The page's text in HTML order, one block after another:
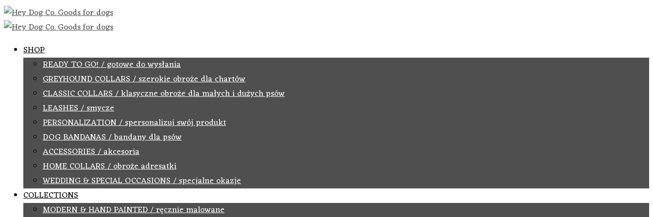
SHOP
READY TO GO! / gotowe do wysłania
GREYHOUND COLLARS / szerokie obroże dla chartów
CLASSIC COLLARS / klasyczne obroże dla małych i dużych psów
LEASHES / smycze
PERSONALIZATION / spersonalizuj swój produkt
DOG BANDANAS / bandany dla psów
ACCESSORIES / akcesoria
HOME COLLARS / obroże adresatki
WEDDING & SPECIAL OCCASIONS / specjalne okazje
COLLECTIONS
MODERN & HAND PAINTED / ręcznie malowane